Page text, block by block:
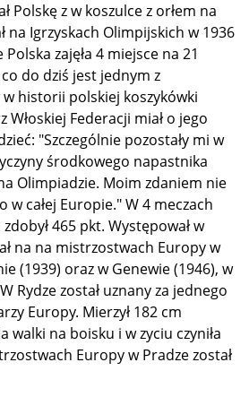
Polskę z w koszulce z orłem na
na Igrzyskach Olimpijskich w 1936
zajęła 4 miejsce na 21
do dziś jest jednym z
historii polskiej koszykówki
Federacji miał o jego
"Szczególnie pozostały mi w
środkowego napastnika
Olimpiadzie. Moim zdaniem nie
całej Europie." W 4 meczach
465 pkt. Występował w
na na mistrzostwach Europy w
(1939) oraz w Genewie (1946), w
Rydze został uznany za jednego
Europy. Mierzył 182 cm
walki na boisku i w zyciu czyniła
Europy w Pradze został